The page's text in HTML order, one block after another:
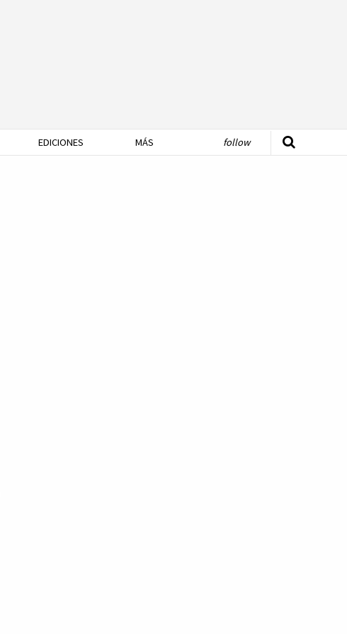
EDICIONES MÁS follow